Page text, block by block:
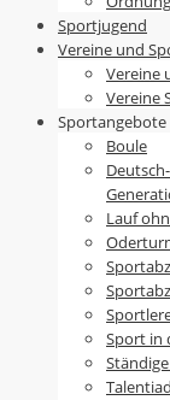
Sportjugend
Vereine und
Vereine
Vereine
Sportangebote
Boule
Lauf
Sport in